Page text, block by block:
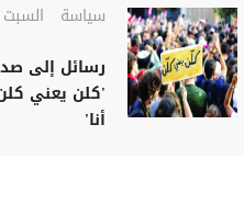
سياسة
السبت ٠٣ نيسان ٢٠٢١
'كلن يعني
أنا'